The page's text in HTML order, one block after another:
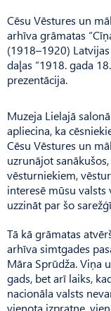
Cēsu Vēstures un
arhīva grāmatas
(1918–1920)
daļas “1918. gada
prezentācija.
Muzeja Lielajā
apliecina, ka
Cēsu Vēstures un
uzrunājot
vēsturniekiem,
interesē mūsu
uzzināt par šo
Tā kā grāmatas
arhīva simtgades
Māra Sprūdža. Viņa
gads, bet arī laiks,
nacionāla valsts
vienota izpratne,